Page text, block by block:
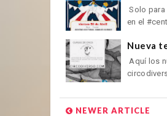
Solo para
en el
Nueva
Aquí los
NEWER ARTICLE